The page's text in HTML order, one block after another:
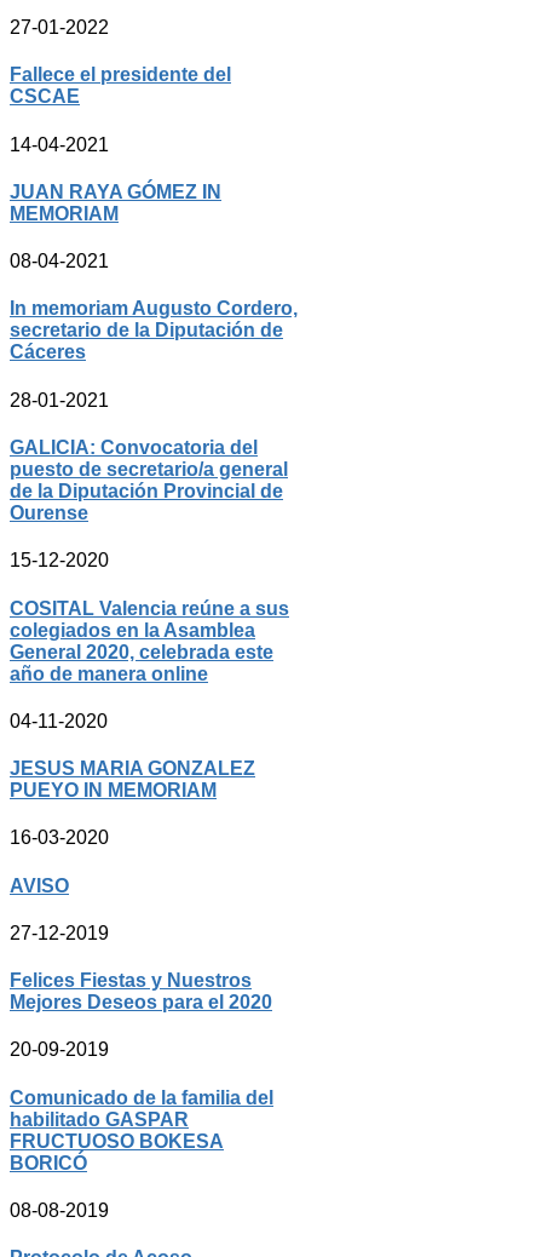
27-01-2022
Fallece el presidente del
CSCAE
14-04-2021
JUAN RAYA GÓMEZ IN
MEMORIAM
08-04-2021
In memoriam Augusto Cordero,
secretario de la Diputación de
Cáceres
28-01-2021
GALICIA: Convocatoria del
puesto de secretario/a general
de la Diputación Provincial de
Ourense
15-12-2020
COSITAL Valencia reúne a sus
colegiados en la Asamblea
General 2020, celebrada este
año de manera online
04-11-2020
JESUS MARIA GONZALEZ
PUEYO IN MEMORIAM
16-03-2020
AVISO
27-12-2019
Felices Fiestas y Nuestros
Mejores Deseos para el 2020
20-09-2019
Comunicado de la familia del
habilitado GASPAR
FRUCTUOSO BOKESA
BORICÓ
08-08-2019